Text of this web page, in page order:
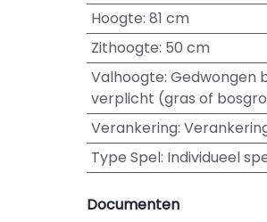
Hoogte: 81 cm
Zithoogte: 50 cm
Valhoogte: Gedwongen
verplicht (gras of
Verankering:
Type Spel: Individueel
Documenten